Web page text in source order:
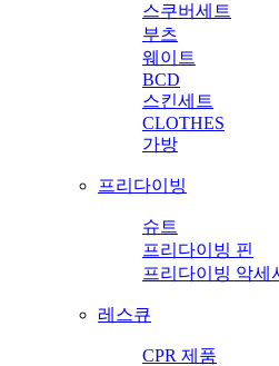
스쿠버세트
부츠
웨이트
BCD
스킨세트
CLOTHES
가방
프리다이빙
슈트
프리다이빙 핀
프리다이빙 악세
레스큐
CPR 제품